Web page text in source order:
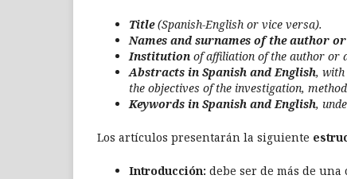
Title(Spanish-English or vice versa).
Names and surnames of the author
Institution of affiliation of the author or
Abstracts in Spanish and English, with
the objectives of the investigation,
Keywords in Spanish and English,
Los artículos presentarán la siguiente
Introducción: debe ser de más de